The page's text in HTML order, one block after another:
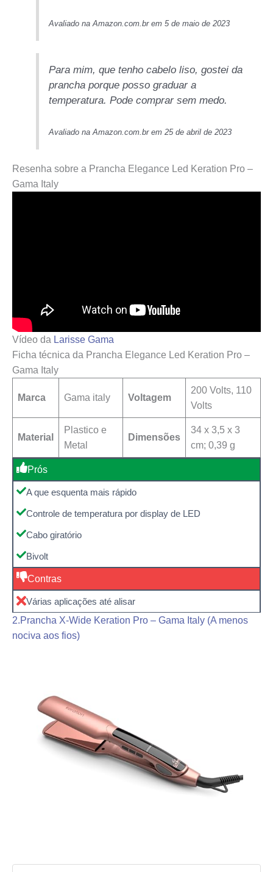
Avaliado na Amazon.com.br em 5 de maio de 2023
Para mim, que tenho cabelo liso, gostei da
prancha porque posso graduar a
temperatura. Pode comprar sem medo.
Avaliado na Amazon.com.br em 25 de abril de 2023
Resenha sobre a Prancha Elegance Led Keration Pro –
Gama Italy
Vídeo da Larisse Gama
Ficha técnica da Prancha Elegance Led Keration Pro –
Gama Italy
Marca Gama italy Voltagem
200 Volts, 110
Volts
Material
Plastico e
Metal
Dimensões
‎34 x 3,5 x 3
cm; 0,39 g
Prós
A que esquenta mais rápido
Controle de temperatura por display de LED
Cabo giratório
Bivolt
Contras
Várias aplicações até alisar
2.Prancha X-Wide Keration Pro – Gama Italy (A menos
nociva aos fios)